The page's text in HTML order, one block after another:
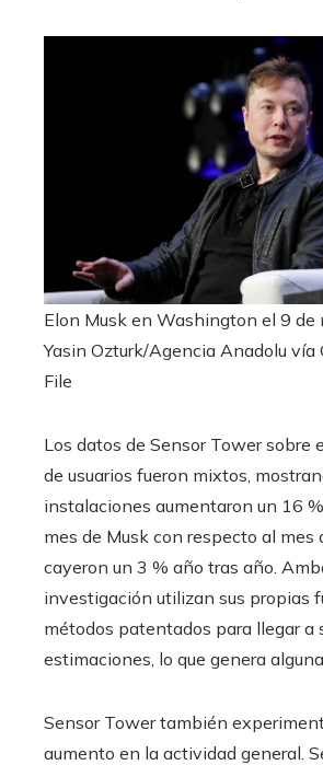
Elon Musk en Washington el 9 de
Yasin Ozturk/Agencia Anadolu vía
File
Los datos de Sensor Tower sobre
de usuarios fueron mixtos,
instalaciones aumentaron un 16
mes de Musk con respecto al mes
cayeron un 3 % año tras año.
investigación utilizan sus propias
métodos patentados para llegar a
estimaciones, lo que genera
Sensor Tower también
aumento en la actividad general.